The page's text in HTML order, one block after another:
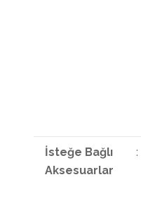
İsteğe Bağlı
Aksesuarlar
: